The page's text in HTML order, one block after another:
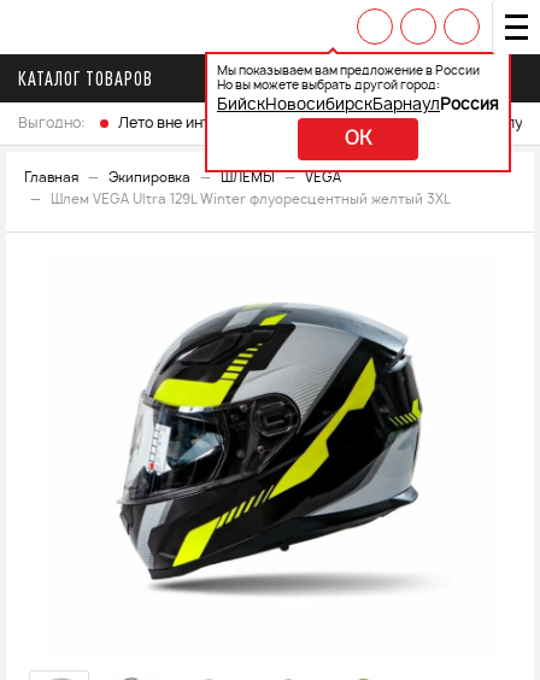
Мы показываем вам предложение в России
Но вы можете выбрать другой город:
БийскНовосибирскБарнаул Россия
OK
КАТАЛОГ ТОВАРОВ
Выгодно: Лето вне интренета Выберите свой мотоцикл и
Главная Экипировка ШЛЕМЫ
VEGA
Шлем VEGA Ultra 129L Winter флуоресцентный желтый 3XL